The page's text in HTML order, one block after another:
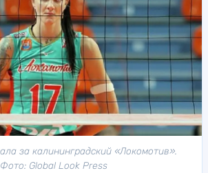
за калининградский «Локомотив».
Фото: Global Look Press